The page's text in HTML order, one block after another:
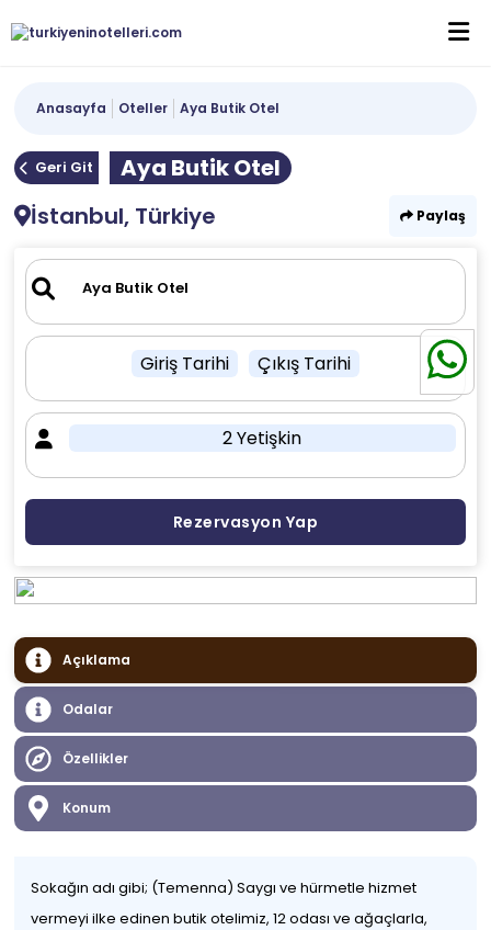
Anasayfa Oteller Aya Butik Otel
Geri Git
Aya Butik Otel
İstanbul, Türkiye
Paylaş
Giriş Tarihi Çıkış Tarihi
2 Yetişkin
Rezervasyon Yap
Açıklama
Odalar
Özellikler
Konum
Sokağın adı gibi; (Temenna) Saygı ve hürmetle hizmet
vermeyi ilke edinen butik otelimiz, 12 odası ve ağaçlarla,